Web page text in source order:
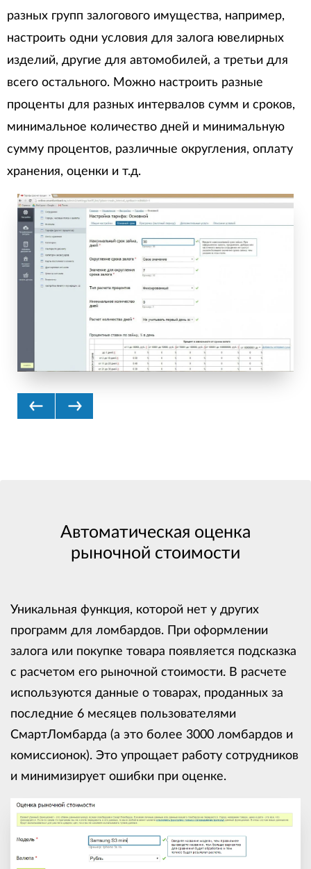
разных групп залогового имущества, например,
настроить одни условия для залога ювелирных
изделий, другие для автомобилей, а третьи для
всего остального. Можно настроить разные
проценты для разных интервалов сумм и сроков,
минимальное количество дней и минимальную
сумму процентов, различные округления, оплату
хранения, оценки и т.д.
Автоматическая оценка
рыночной стоимости
Уникальная функция, которой нет у других
программ для ломбардов. При оформлении
залога или покупке товара появляется подсказка
с расчетом его рыночной стоимости. В расчете
используются данные о товарах, проданных за
последние 6 месяцев пользователями
СмартЛомбарда (а это более 3000 ломбардов и
комиссионок). Это упрощает работу сотрудников
и минимизирует ошибки при оценке.